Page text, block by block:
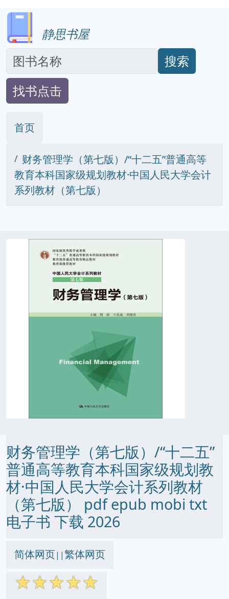
静思书屋
搜索
找书点击
首页
财务管理学（第七版）/“十二五”普通高等
教育本科国家级规划教材·中国人民大学会计
系列教材（第七版）
财务管理学（第七版）/“十二五”
普通高等教育本科国家级规划教
材·中国人民大学会计系列教材
（第七版） pdf epub mobi txt
电子书 下载 2026
简体网页||繁体网页
☆☆☆☆☆